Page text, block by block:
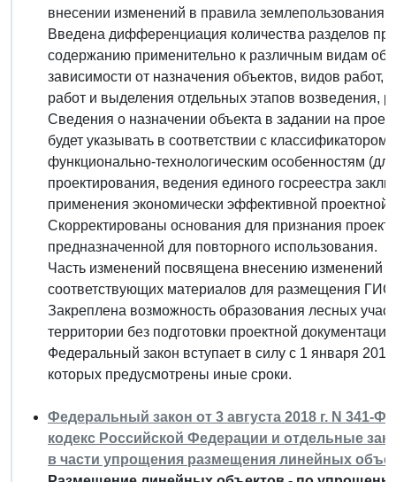
внесении изменений в правила землепользования и
Введена дифференциация количества разделов
содержанию применительно к различным видам
зависимости от назначения объектов, видов
работ и выделения отдельных этапов возведения,
Сведения о назначении объекта в задании на
будет указывать в соответствии с
функционально-технологическим особенностям
проектирования, ведения единого госреестра
применения экономически эффективной проектной
Скорректированы основания для признания
предназначенной для повторного использования.
Часть изменений посвящена внесению изменений
соответствующих материалов для размещения
Закреплена возможность образования лесных
территории без подготовки проектной
Федеральный закон вступает в силу с 1 января
которых предусмотрены иные сроки.
Федеральный закон от 3 августа 2018 г. N
кодекс Российской Федерации и отдельные
в части упрощения размещения линейных